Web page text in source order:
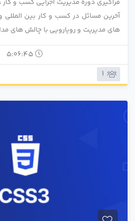
آخرین مسائل در کسب و کار بین المللی
های مدیریت و رویارویی با چالش های
کند.
5:06:45
1